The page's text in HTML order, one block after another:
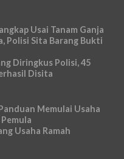
Usai Tanam Ganja
Polisi Sita Barang Bukti
Diringkus Polisi, 45
Disita
Memulai Usaha
Usaha Ramah